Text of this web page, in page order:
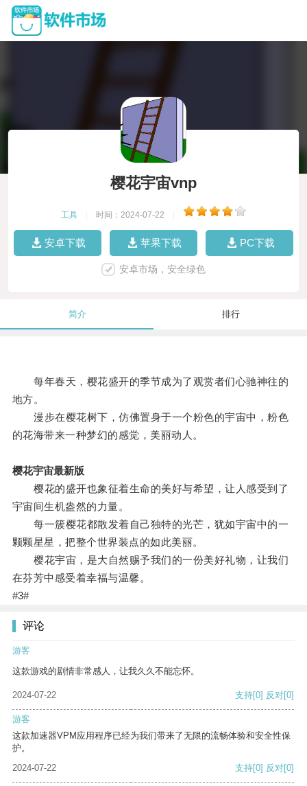
樱花宇宙vnp
工具 时间：2024-07-22
安卓下载 苹果下载 PC下载
安卓市场，安全绿色
简介 排行
每年春天，樱花盛开的季节成为了观赏者们心驰神往的
地方。
漫步在樱花树下，仿佛置身于一个粉色的宇宙中，粉色
的花海带来一种梦幻的感觉，美丽动人。
樱花宇宙最新版
樱花的盛开也象征着生命的美好与希望，让人感受到了
宇宙间生机盎然的力量。
每一簇樱花都散发着自己独特的光芒，犹如宇宙中的一
颗颗星星，把整个世界装点的如此美丽。
樱花宇宙，是大自然赐予我们的一份美好礼物，让我们
在芬芳中感受着幸福与温馨。
#3#
评论
游客
这款游戏的剧情非常感人，让我久久不能忘怀。
2024-07-22 支持[0] 反对[0]
游客
这款加速器VPM应用程序已经为我们带来了无限的流畅体验和安全性保
护。
2024-07-22
支持[0] 反对[0]